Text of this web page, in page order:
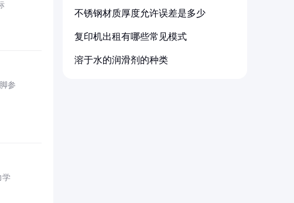
参
学
不锈钢材质厚度允许误差是多少
复印机出租有哪些常见模式
溶于水的润滑剂的种类